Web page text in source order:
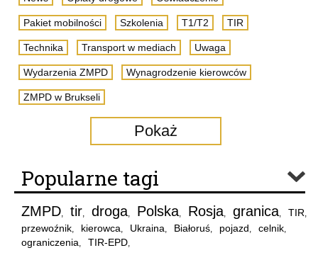
Pakiet mobilności Szkolenia T1/T2 TIR
Technika Transport w mediach Uwaga
Wydarzenia ZMPD Wynagrodzenie kierowców
ZMPD w Brukseli
Pokaż
Popularne tagi
ZMPD, tir, droga, Polska, Rosja, granica, TIR,
przewoźnik, kierowca, Ukraina, Białoruś, pojazd, celnik,
ograniczenia, TIR-EPD,